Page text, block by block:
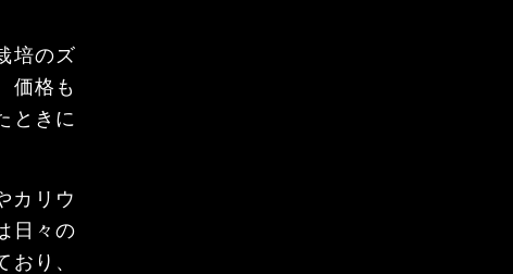
培のズ
価格も
ときに
カリウ
日々の
り、